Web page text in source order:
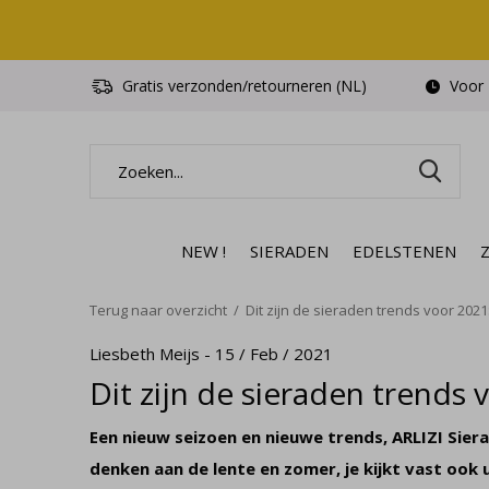
NEW ! SIERADEN EDELSTENEN
Gratis verzonden/retourneren (NL) Voor
Terug naar overzicht Dit zijn de sieraden trends voor
Liesbeth Meijs - 15 / Feb / 2021
Dit zijn de sieraden trends
Een nieuw seizoen en nieuwe trends, ARLIZI
denken aan de lente en zomer, je kijkt vast